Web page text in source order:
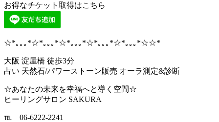
お得なチケット取得はこちら
☆*｡｡｡*☆*｡｡｡*☆*｡｡｡*☆*｡｡｡*☆*｡｡｡*☆☆*
大阪 淀屋橋 徒歩3分
占い 天然石/パワーストーン販売 オーラ測定&診断
☆あなたの未来を幸福へと導く空間☆
ヒーリングサロン SAKURA
℡ 06-6222-2241